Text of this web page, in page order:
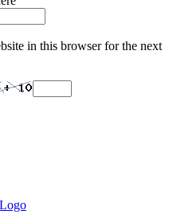
in this browser for the next